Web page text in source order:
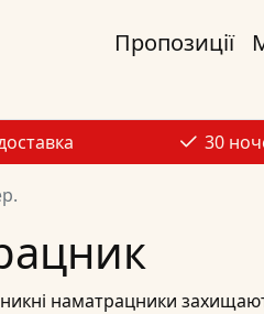
Пропозиції
30
наматрацники